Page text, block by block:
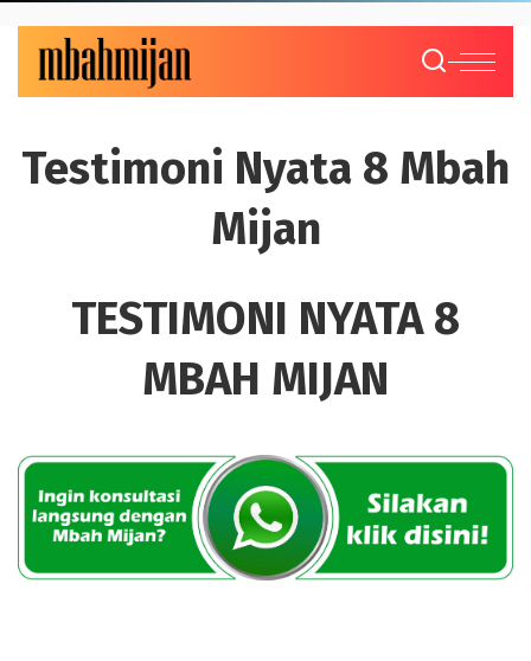
Testimoni Nyata 8 Mbah
Mijan
TESTIMONI NYATA 8
MBAH MIJAN